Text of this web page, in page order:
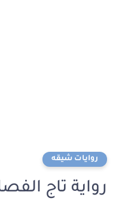
روايات شيقه